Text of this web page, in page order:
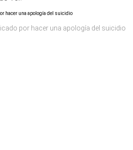
por hacer una apología del suicidio